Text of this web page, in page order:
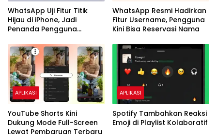
WhatsApp Uji Fitur Titik
Hijau di iPhone, Jadi
Penanda Pengguna
WhatsApp Resmi Hadirkan
Fitur Username, Pengguna
Kini Bisa Reservasi Nama
APLIKASI
YouTube Shorts Kini
Dukung Mode Full-Screen
Lewat Pembaruan Terbaru
APLIKASI
Spotify Tambahkan Reaksi
Emoji di Playlist Kolaboratif